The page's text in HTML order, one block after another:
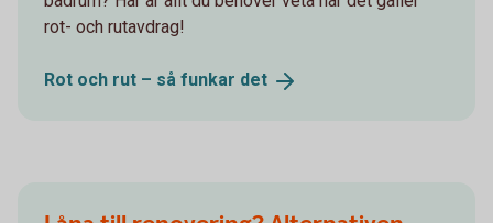
rot- och rutavdrag!
Rot och rut – så funkar det